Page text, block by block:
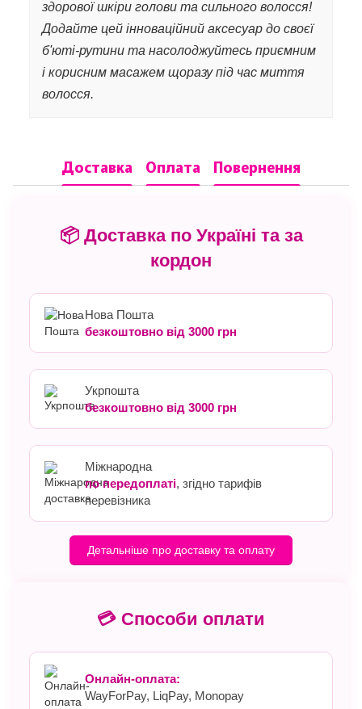
здорової шкіри голови та сильного волосся!
Додайте цей інноваційний аксесуар до своєї
б'юті-рутини та насолоджуйтесь приємним
і корисним масажем щоразу під час миття
волосся.
Доставка Оплата Повернення
📦 Доставка по Україні та за
кордон
Нова Пошта
безкоштовно від 3000 грн
Укрпошта
безкоштовно від 3000 грн
Міжнародна
по передоплаті, згідно тарифів
перевізника
Детальніше про доставку та оплату
💳 Способи оплати
Онлайн-оплата:
WayForPay, LiqPay, Monopay